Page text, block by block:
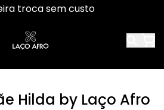
troca sem custo
Hilda by Laço Afro